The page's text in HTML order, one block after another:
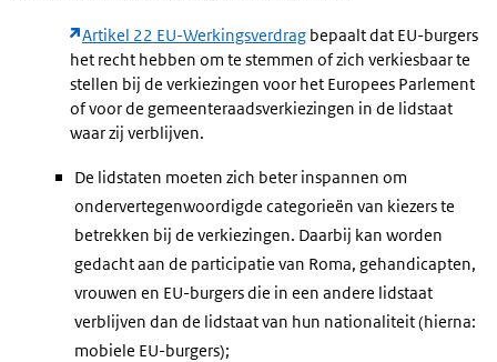
Artikel 22 EU-Werkingsverdrag bepaalt dat EU-burgers
het recht hebben om te stemmen of zich verkiesbaar te
stellen bij de verkiezingen voor het Europees Parlement
of voor de gemeenteraadsverkiezingen in de lidstaat
waar zij verblijven.
De lidstaten moeten zich beter inspannen om
ondervertegenwoordigde categorieën van kiezers te
betrekken bij de verkiezingen. Daarbij kan worden
gedacht aan de participatie van Roma, gehandicapten,
vrouwen en EU-burgers die in een andere lidstaat
verblijven dan de lidstaat van hun nationaliteit (hierna:
mobiele EU-burgers);